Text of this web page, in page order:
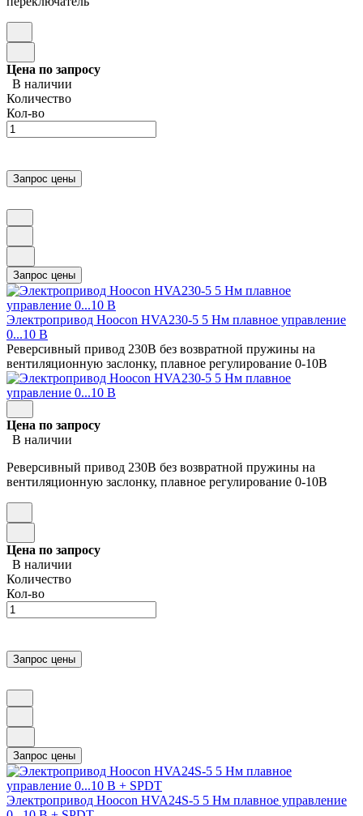
Цена по запросу
В наличии
Количество
Кол-во
Электропривод Hoocon HVA230-5 5 Нм плавное управление
0...10 В
Реверсивный привод 230В без возвратной пружины на
вентиляционную заслонку, плавное регулирование 0-10В
Цена по запросу
В наличии
Реверсивный привод 230В без возвратной пружины на
вентиляционную заслонку, плавное регулирование 0-10В
Цена по запросу
В наличии
Количество
Кол-во
Электропривод Hoocon HVA24S-5 5 Нм плавное управление